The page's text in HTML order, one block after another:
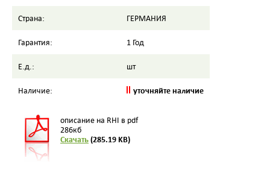
Страна: ГЕРМАНИЯ
Гарантия: 1 Год
Е.д.: шт
Наличие: уточняйте наличие
описание на RHI в pdf
286кб
Скачать(285.19 KB)